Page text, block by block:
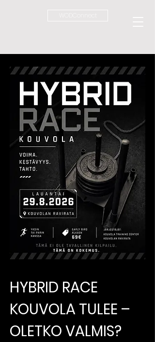
HYBRID RACE
KOUVOLA TULEE –
OLETKO VALMIS?